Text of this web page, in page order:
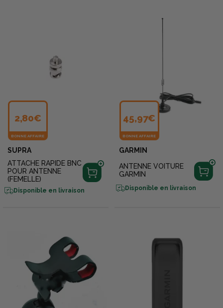
2,80€
BONNE AFFAIRE
SUPRA
ATTACHE RAPIDE BNC
POUR ANTENNE
(FEMELLE)
Disponible en livraison
45,97€
BONNE AFFAIRE
GARMIN
ANTENNE VOITURE
GARMIN
Disponible en livraison